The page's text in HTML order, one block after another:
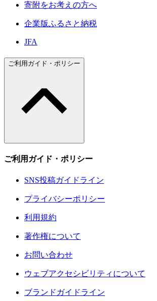
寄附をお考えの方へ
企業版ふるさと納税
JFA
ご利用ガイド・ポリシー
ご利用ガイド・ポリシー
SNS投稿ガイドライン
プライバシーポリシー
利用規約
著作権について
お問い合わせ
ウェブアクセシビリティについて
ブランドガイドライン